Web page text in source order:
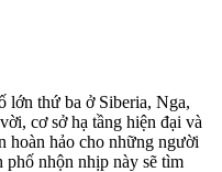
lớn thứ ba ở Siberia, Nga,
cơ sở hạ tầng hiện đại và
hoàn hảo cho những người
nhộn nhịp này sẽ tìm